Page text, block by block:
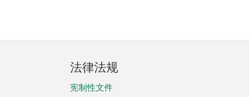
法律法规
宪制性文件